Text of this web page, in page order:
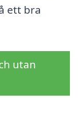
ett bra
utan